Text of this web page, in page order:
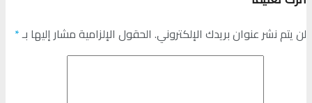
لن يتم نشر عنوان بريدك الإلكتروني. الحقول الإلزامية مشار إليها بـ*